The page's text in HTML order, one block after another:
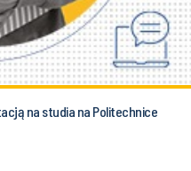
na studia na Politechnice